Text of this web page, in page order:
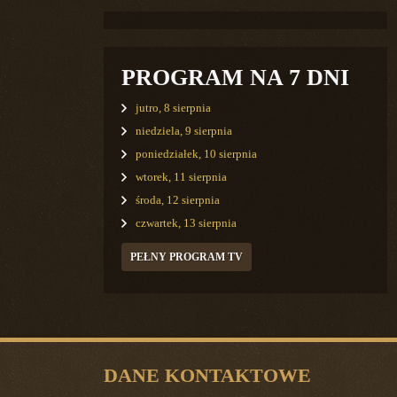
PROGRAM NA 7 DNI
jutro, 8 sierpnia
niedziela, 9 sierpnia
poniedziałek, 10 sierpnia
wtorek, 11 sierpnia
środa, 12 sierpnia
czwartek, 13 sierpnia
PEŁNY PROGRAM TV
DANE KONTAKTOWE